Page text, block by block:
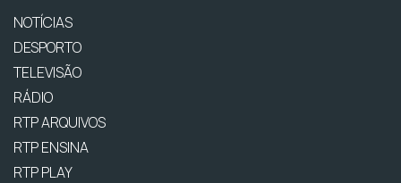
NOTÍCIAS
DESPORTO
TELEVISÃO
RÁDIO
RTP ARQUIVOS
RTP ENSINA
RTP PLAY